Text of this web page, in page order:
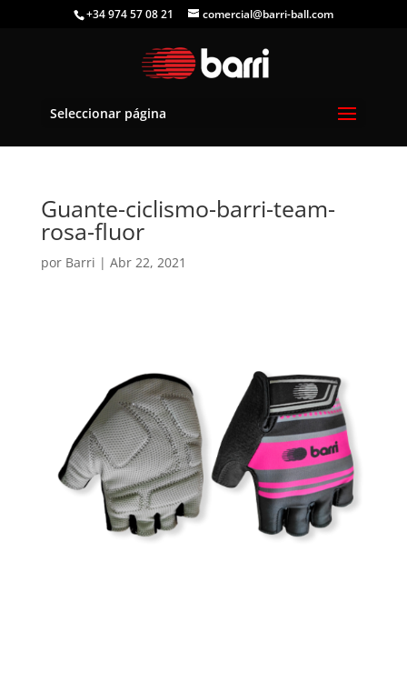
+34 974 57 08 21 comercial@barri-ball.com
Seleccionar página
Guante-ciclismo-barri-team-
rosa-fluor
por Barri | Abr 22, 2021